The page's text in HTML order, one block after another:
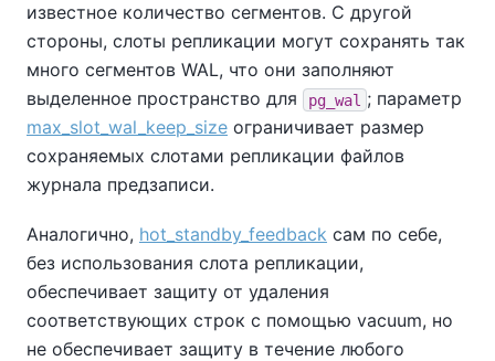
известное количество сегментов. С другой
стороны, слоты репликации могут сохранять так
много сегментов WAL, что они заполняют
выделенное пространство для
pg_wal ; параметр
max_slot_wal_keep_size ограничивает размер
сохраняемых слотами репликации файлов
журнала предзаписи.
Аналогично, hot_standby_feedback сам по себе,
без использования слота репликации,
обеспечивает защиту от удаления
соответствующих строк с помощью vacuum, но
не обеспечивает защиту в течение любого